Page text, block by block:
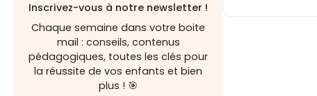
Inscrivez-vous à notre newsletter !
Chaque semaine dans votre boite
mail : conseils, contenus
pédagogiques, toutes les clés pour
la réussite de vos enfants et bien
plus ! 🎯